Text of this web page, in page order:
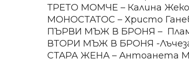
ТРЕТО МОМЧЕ – Калина
МОНОСТАТОС – Христо
ПЪРВИ МЪЖ В БРОНЯ –
ВТОРИ МЪЖ В БРОНЯ -
СТАРА ЖЕНА – Антоанета